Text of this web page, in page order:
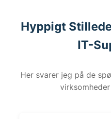
Hyppigt
IT-
Her svarer jeg på de